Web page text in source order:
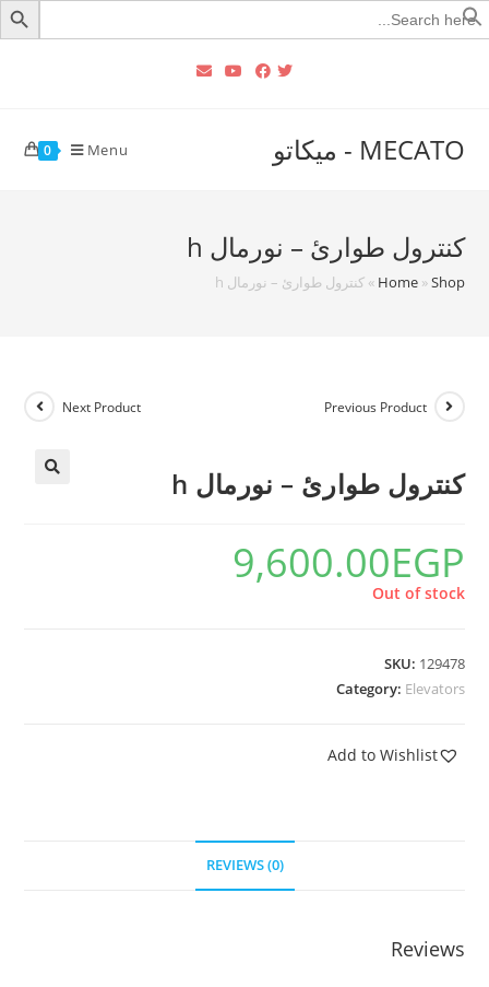
Search
for:
MECATO - ميكاتو 0 Menu
كنترول طوارئ – نورمال h
Home»Shop
»كنترول طوارئ – نورمال h
Previous Product
Next Product
كنترول طوارئ – نورمال h
9,600.00EGP
Out of stock
SKU: 129478
Category: Elevators
Add to Wishlist
REVIEWS (0)
Reviews